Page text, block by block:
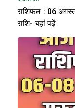
राशिफल : 06
राशि- यहां पढ़ें